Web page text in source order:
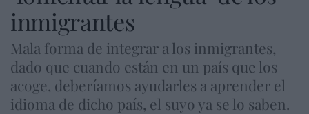
inmigrantes
Mala forma de integrar a los inmigrantes,
dado que cuando están en un país que los
acoge, deberíamos ayudarles a aprender el
idioma de dicho país, el suyo ya se lo saben.